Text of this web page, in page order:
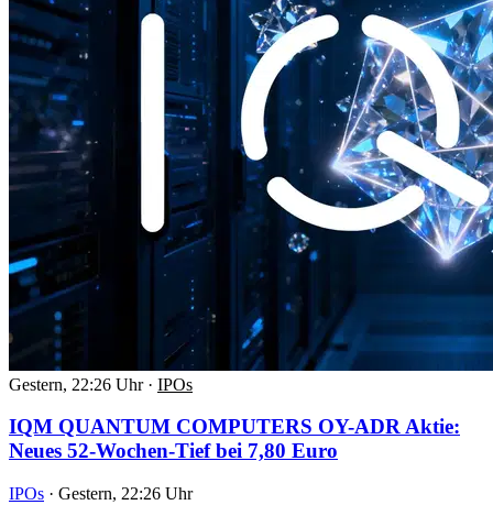
Gestern, 22:26 Uhr · IPOs
IQM QUANTUM COMPUTERS OY-ADR Aktie:
Neues 52-Wochen-Tief bei 7,80 Euro
IPOs · Gestern, 22:26 Uhr